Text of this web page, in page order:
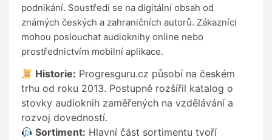
podnikání. Soustředí se na digitální obsah od
známých českých a zahraničních autorů. Zákazníci
mohou poslouchat audioknihy online nebo
prostřednictvím mobilní aplikace.
Historie: Progresguru.cz působí na českém
trhu od roku 2013. Postupně rozšířil katalog o
stovky audioknih zaměřených na vzdělávání a
rozvoj dovedností.
Sortiment: Hlavní část sortimentu tvoří